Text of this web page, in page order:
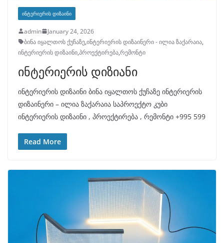
ᲘᲜᲢᲔᲠᲘᲔᲠᲘᲡ ᲓᲘᲖᲐᲘᲜᲘ
admin
January 24, 2026
ბინა იყალთოს ქუჩაზე,ინტერიერის დიზაინერი - ილია ზაქარაია,
ინტერიერის დიზაინი,პროექტირება,რემონტი
ინტერიერის დიზიანი
ინტერიერის დიზაინი ბინა იყალთოს ქუჩაზე ინტერიერის
დიზაინერი – ილია ზაქარაია საპროექტო კუბი
ინტერიერის დიზაინი , პროექტირება , რემონტი +995 599
Read More